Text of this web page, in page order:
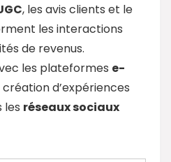
, les avis clients et le
les interactions
de revenus.
les plateformes e-
d’expériences
les réseaux sociaux